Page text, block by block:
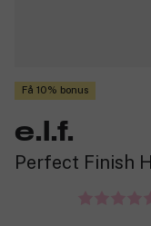
Få 10% bonus
e.l.f.
Perfect Finish